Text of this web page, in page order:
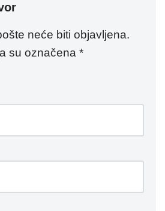
neće biti objavljena.
su označena *